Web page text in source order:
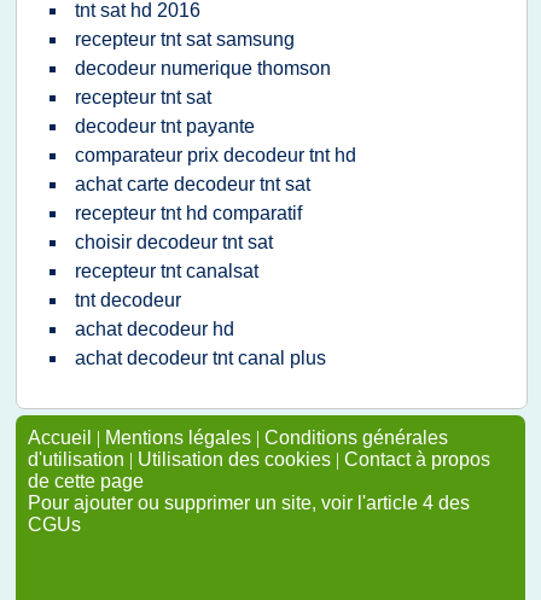
tnt sat hd 2016
recepteur tnt sat samsung
decodeur numerique thomson
recepteur tnt sat
decodeur tnt payante
comparateur prix decodeur tnt hd
achat carte decodeur tnt sat
recepteur tnt hd comparatif
choisir decodeur tnt sat
recepteur tnt canalsat
tnt decodeur
achat decodeur hd
achat decodeur tnt canal plus
Accueil | Mentions légales | Conditions générales
d'utilisation | Utilisation des cookies | Contact à propos
de cette page
Pour ajouter ou supprimer un site, voir l'article 4 des
CGUs